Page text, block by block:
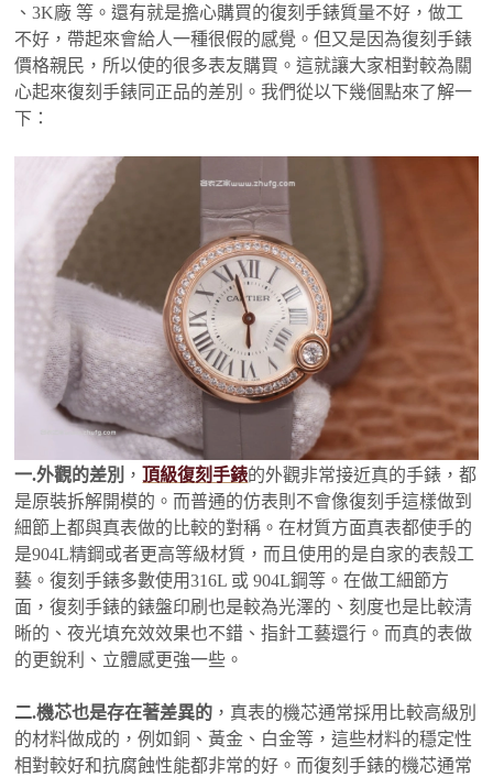
、3K廠 等。還有就是擔心購買的復刻手錶質量不好，做工
不好，帶起來會給人一種很假的感覺。但又是因為復刻手錶
價格親民，所以使的很多表友購買。這就讓大家相對較為關
心起來復刻手錶同正品的差別。我們從以下幾個點來了解一
下：
一.外觀的差別 ， 頂級復刻手錶的外觀非常接近真的手錶，都
是原裝拆解開模的。而普通的仿表則不會像復刻手這樣做到
細節上都與真表做的比較的對稱。在材質方面真表都使手的
是904L精鋼或者更高等級材質，而且使用的是自家的表殼工
藝。復刻手錶多數使用316L 或 904L鋼等。在做工細節方
面，復刻手錶的錶盤印刷也是較為光澤的、刻度也是比較清
晰的、夜光填充效效果也不錯、指針工藝還行。而真的表做
的更銳利、立體感更強一些。
二.機芯也是存在著差異的 ，真表的機芯通常採用比較高級別
的材料做成的，例如銅、黃金、白金等，這些材料的穩定性
相對較好和抗腐蝕性能都非常的好。而復刻手錶的機芯通常